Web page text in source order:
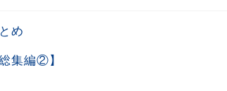
め
集編②】